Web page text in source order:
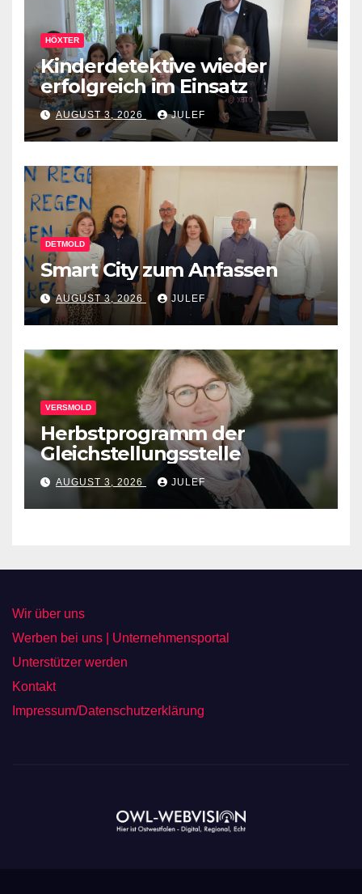
HÖXTER
Kinderdetektive wieder
erfolgreich im Einsatz
AUGUST 3, 2026 JULEF
DETMOLD
Smart City zum Anfassen
AUGUST 3, 2026 JULEF
VERSMOLD
Herbstprogramm der
Gleichstellungsstelle
AUGUST 3, 2026 JULEF
Wir über uns
Werben bei uns | Unternehmensportal
Unterstützer werden
Kontakt
Impressum/Datenschutzerklärung